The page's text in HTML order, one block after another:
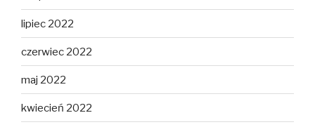
lipiec 2022
czerwiec 2022
maj 2022
kwiecień 2022